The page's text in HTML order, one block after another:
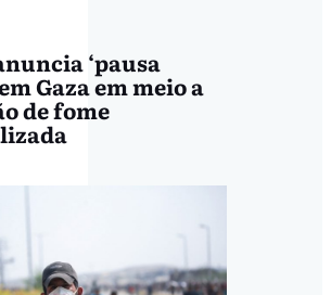
‘pausa
Gaza em meio a
de fome